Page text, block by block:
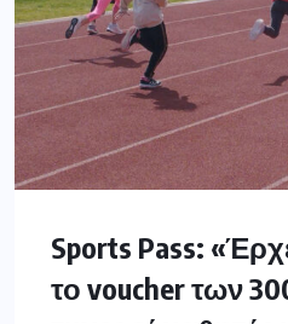
Sports Pass:
το voucher των